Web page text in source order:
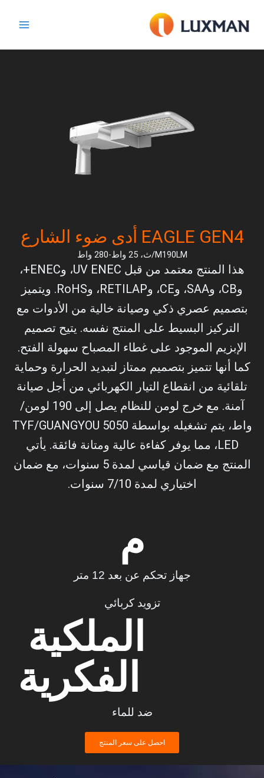
المحتوى
EAGLE GEN4 أدى ضوء الشارع
M190LM/ث، 25 واط-280 واط
هذا المنتج معتمد من قبل UV ENEC، وENEC+،
وCB، وSAA، وCE، وRETILAP، وRoHS. ويتميز
بتصميم عصري ذكي وصيانة خالية من الأدوات مع
التركيز البسيط على المنتج نفسه. يتيح تصميم
الإبزيم الموجود على غطاء المصباح سهولة الفتح.
كما أنها تتميز بتصميم ممتاز لتبديد الحرارة وحماية
تلقائية من انقطاع التيار الكهربائي من أجل صيانة
آمنة. مع خرج لومن للنظام يصل إلى 190 لومن/
واط، يتم تشغيله بواسطة TYF/GUANGYOU 5050
LED، مما يوفر كفاءة عالية ومتانة فائقة. يأتي
المنتج مع ضمان قياسي لمدة 5 سنوات، مع ضمان
اختياري لمدة 7/10 سنوات.
جهاز تحكم عن بعد 12 متر
م
تزويد كربائي
ضد للماء
الفكرية
احصل على سعر المنتج